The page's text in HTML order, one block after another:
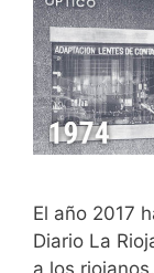
El año 2017
Diario La
a los